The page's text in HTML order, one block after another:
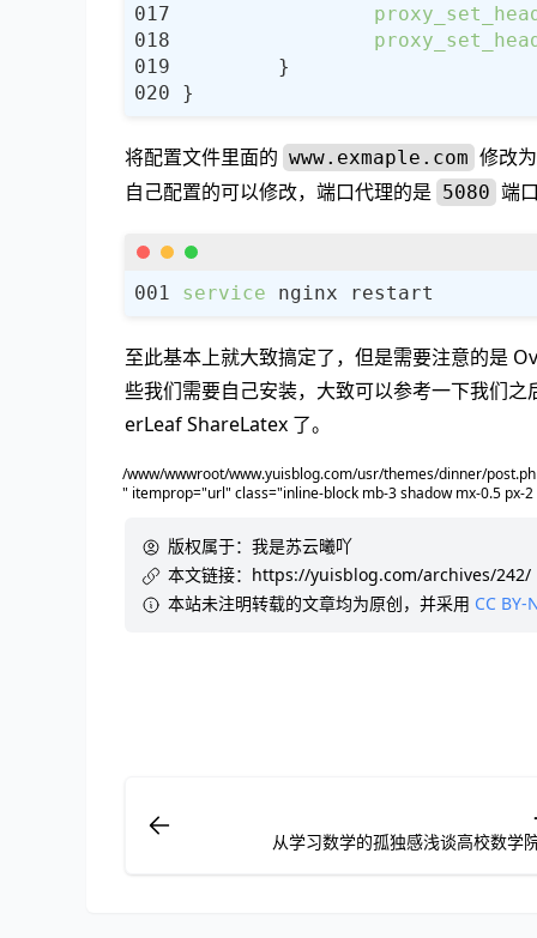
将配置文件里面的 www.exmaple.com 修改
自己配置的可以修改，端口代理的是 5080 端
service
至此基本上就大致搞定了，但是需要注意的是
些我们需要自己安装，大致可以参考一下我们
erLeaf ShareLatex 了。
/www/wwwroot/www.yuisblog.com/usr/themes/dinner/
" itemprop="url" class="inline-block mb-3 shadow mx-0.5
版权属于： 我是苏云曦吖
本文链接： https://yuisblog.com/archives/242/
本站未注明转载的文章均为原创，并采用 CC BY-
从学习数学的孤独感浅谈高校数学